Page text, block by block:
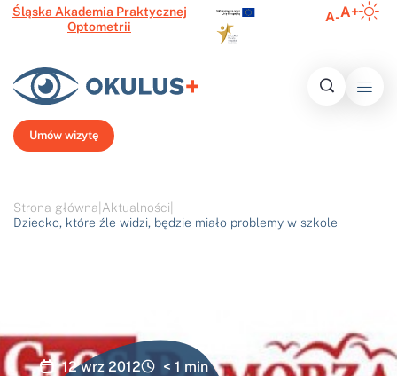
Śląska Akademia Praktycznej
Optometrii
A-A+
Umów wizytę
Strona główna Aktualności
Dziecko, które źle widzi, będzie miało problemy w szkole
12 wrz 2012 < 1 min